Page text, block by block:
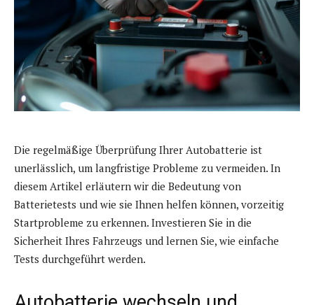
Die regelmäßige Überprüfung Ihrer Autobatterie ist
unerlässlich, um langfristige Probleme zu vermeiden. In
diesem Artikel erläutern wir die Bedeutung von
Batterietests und wie sie Ihnen helfen können, vorzeitig
Startprobleme zu erkennen. Investieren Sie in die
Sicherheit Ihres Fahrzeugs und lernen Sie, wie einfache
Tests durchgeführt werden.